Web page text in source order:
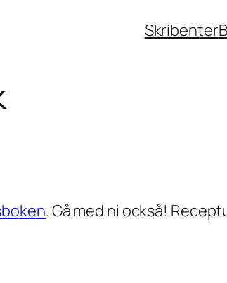
Skribenter
. Gå med ni också!